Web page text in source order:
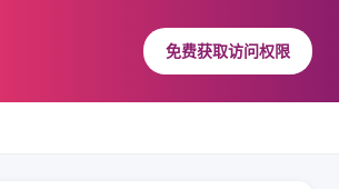
免费获取访问权限